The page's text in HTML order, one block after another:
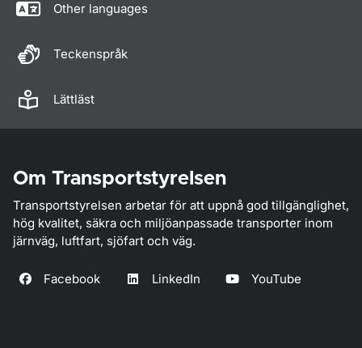
Other languages
Teckenspråk
Lättläst
Om Transportstyrelsen
Transportstyrelsen arbetar för att uppnå god tillgänglighet,
hög kvalitet, säkra och miljöanpassade transporter inom
järnväg, luftfart, sjöfart och väg.
Facebook LinkedIn YouTube